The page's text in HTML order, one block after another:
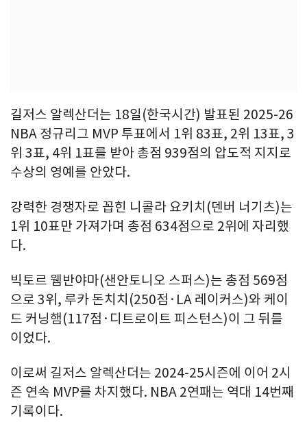
길저스 알렉산더는 18일(한국시간) 발표된 2025-26
NBA 정규리그 MVP 투표에서 1위 83표, 2위 13표, 3
위 3표, 4위 1표를 받아 총점 939점의 압도적 지지로
수상의 영예를 안았다.
강력한 경쟁자로 꼽힌 니콜라 요키치(덴버 너기츠)는
1위 10표만 가져가며 총점 634점으로 2위에 자리했
다.
빅토르 웸반야마(샌안토니오 스퍼스)는 총점 569점
으로 3위, 루카 돈치치(250점·LA 레이커스)와 케이
드 커닝햄(117점·디트로이트 피스턴스)이 그 뒤를
이었다.
이로써 길저스 알렉산더는 2024-25시즌에 이어 2시
즌 연속 MVP를 차지했다. NBA 2연패는 역대 14번째
기록이다.